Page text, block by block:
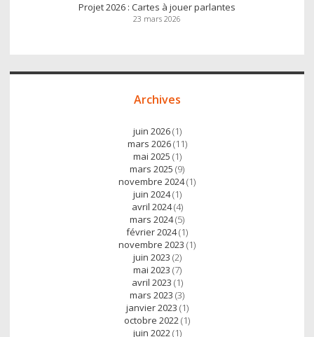
Projet 2026 : Cartes à jouer parlantes
23 mars 2026
Archives
juin 2026(1)
mars 2026(11)
mai 2025 (1)
mars 2025 (9)
novembre 2024(1)
juin 2024(1)
avril 2024(4)
mars 2024(5)
février 2024(1)
novembre 2023 (1)
juin 2023 (2)
mai 2023 (7)
avril 2023 (1)
mars 2023 (3)
janvier 2023 (1)
octobre 2022(1)
juin 2022(1)